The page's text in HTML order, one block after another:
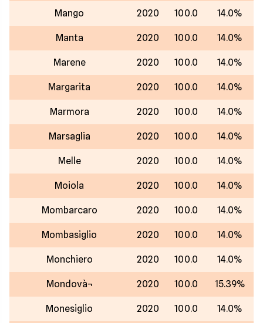
Mango 2020 100.0 14.0%
Manta 2020 100.0 14.0%
Marene 2020 100.0 14.0%
Margarita 2020 100.0 14.0%
Marmora 2020 100.0 14.0%
Marsaglia 2020 100.0 14.0%
Melle 2020 100.0 14.0%
Moiola 2020 100.0 14.0%
Mombarcaro 2020 100.0 14.0%
Mombasiglio 2020 100.0 14.0%
Monchiero 2020 100.0 14.0%
Mondovà¬ 2020 100.0 15.39%
Monesiglio 2020 100.0 14.0%